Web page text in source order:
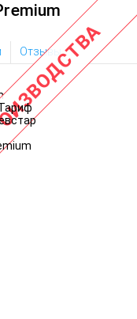
Отзывы